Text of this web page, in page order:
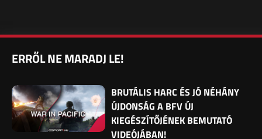
ERRŐL NE MARADJ LE!
BRUTÁLIS HARC ÉS JÓ NÉHÁNY
ÚJDONSÁG A BFV ÚJ
KIEGÉSZÍTŐJÉNEK BEMUTATÓ
VIDEÓJÁBAN!